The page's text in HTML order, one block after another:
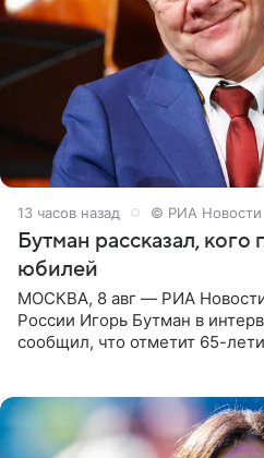
13 часов назад © РИА Новости
Бутман рассказал, кого
юбилей
МОСКВА, 8 авг — РИА
России Игорь Бутман в
сообщил, что отметит 65-